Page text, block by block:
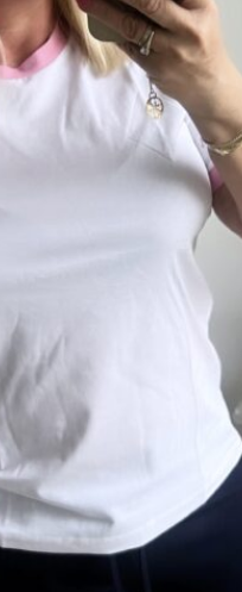
s potlačou